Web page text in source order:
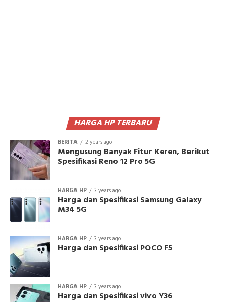
HARGA HP TERBARU
BERITA 2 years ago
Mengusung Banyak Fitur Keren, Berikut
Spesifikasi Reno 12 Pro 5G
HARGA HP 3 years ago
Harga dan Spesifikasi Samsung Galaxy
M34 5G
HARGA HP 3 years ago
Harga dan Spesifikasi POCO F5
HARGA HP 3 years ago
Harga dan Spesifikasi vivo Y36